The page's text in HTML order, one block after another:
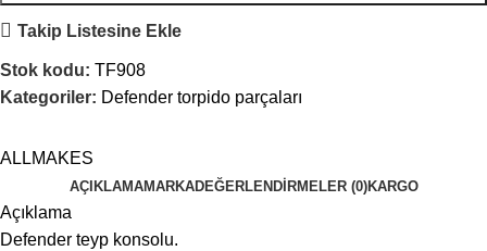
Takip Listesine Ekle
Stok kodu: TF908
Kategoriler: Defender torpido parçaları
ALLMAKES
AÇIKLAMAMARKADEĞERLENDIRMELER (0)KARGO
Açıklama
Defender teyp konsolu.